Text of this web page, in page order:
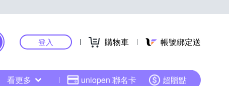
登入 購物車 帳號綁定送
看更多 uniopen 聯名卡 超贈點